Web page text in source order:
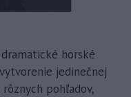
horské
jedinečnej
pohľadov,